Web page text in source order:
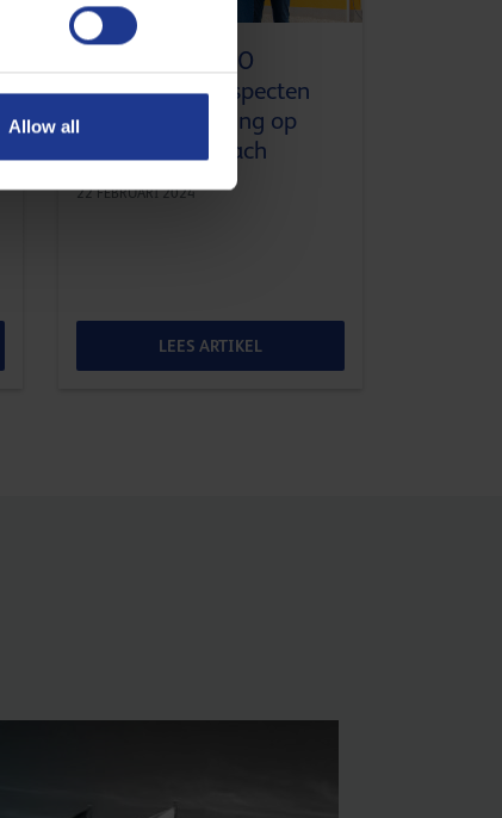
Allow all
Q8Oils en INNIO
herdefiniëren aspecten
van motorwerking op
Bioenergie Aspach
22 FEBRUARI 2024
LEES ARTIKEL